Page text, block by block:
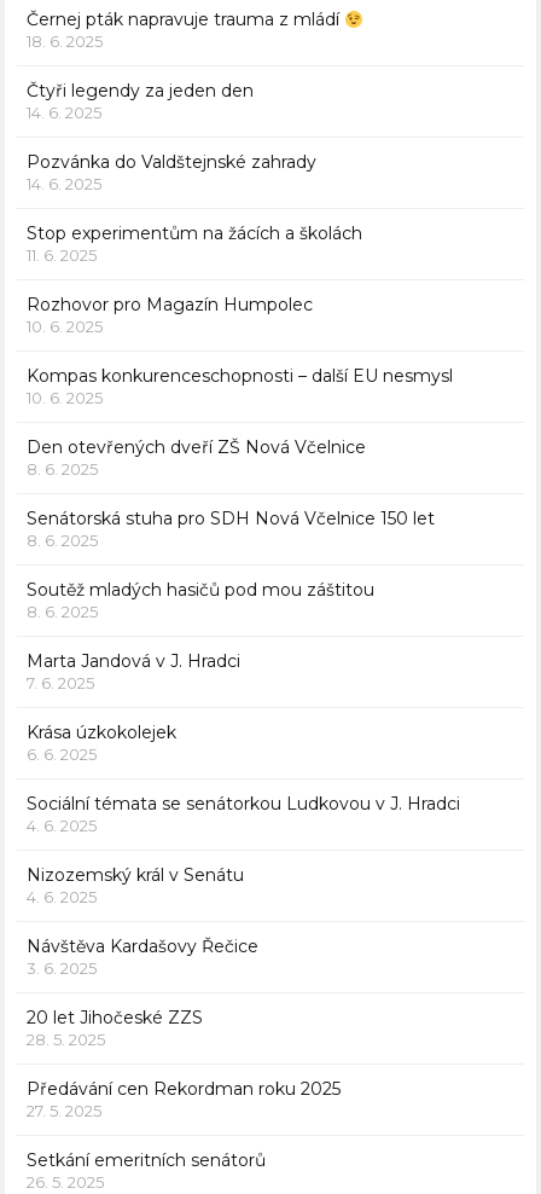
Černej pták napravuje trauma z mládí
18. 6. 2025
Čtyři legendy za jeden den
14. 6. 2025
Pozvánka do Valdštejnské zahrady
14. 6. 2025
Stop experimentům na žácích a školách
11. 6. 2025
Rozhovor pro Magazín Humpolec
10. 6. 2025
Kompas konkurenceschopnosti – další EU nesmysl
10. 6. 2025
Den otevřených dveří ZŠ Nová Včelnice
8. 6. 2025
Senátorská stuha pro SDH Nová Včelnice 150 let
8. 6. 2025
Soutěž mladých hasičů pod mou záštitou
8. 6. 2025
Marta Jandová v J. Hradci
7. 6. 2025
Krása úzkokolejek
6. 6. 2025
Sociální témata se senátorkou Ludkovou v J. Hradci
4. 6. 2025
Nizozemský král v Senátu
4. 6. 2025
Návštěva Kardašovy Řečice
3. 6. 2025
20 let Jihočeské ZZS
28. 5. 2025
Předávání cen Rekordman roku 2025
27. 5. 2025
Setkání emeritních senátorů
26. 5. 2025